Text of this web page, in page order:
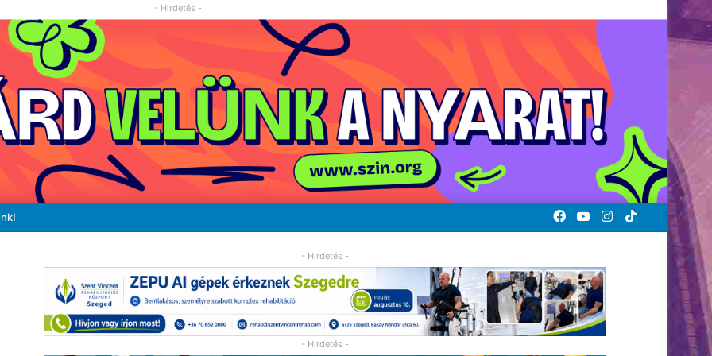
- Hirdetés -
TikTok
Instagram
YouTube
Facebook
- Hirdetés -
- Hirdetés -